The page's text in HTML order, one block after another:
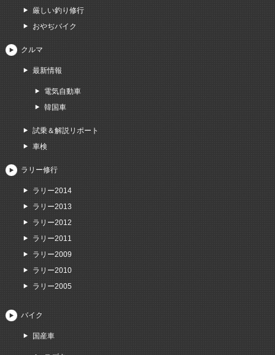
厳しい釣り修行
おやぢバイク
クルマ
最新情報
電気自動車
韓国車
試乗＆解説リポート
車検
ラリー修行
ラリー2014
ラリー2013
ラリー2012
ラリー2011
ラリー2009
ラリー2010
ラリー2005
バイク
国産車